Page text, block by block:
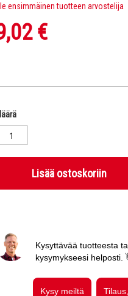
ensimmäinen tuotteen arvostelija
€
Lisää ostoskoriin